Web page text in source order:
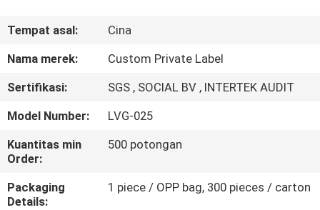
TENTANG
KAMI
TUR
PABRIK
KONTROL
KUALITAS
Tempat asal:
Cina
Nama merek:
Custom Private Label
Sertifikasi:
SGS , SOCIAL BV , INTERTEK AUDIT
Model Number:
LVG-025
Kuantitas min
Order:
500 potongan
Packaging
Details:
1 piece / OPP bag, 300 pieces / carton